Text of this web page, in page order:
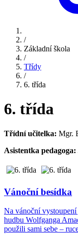
/
Základní škola
/
Třídy
/
6. třída
6. třída
Třídní učitelka: Mgr.
Asistentka pedagoga:
Vánoční besídka
Na vánoční
hudbu Wolfganga
použili sami sebe –